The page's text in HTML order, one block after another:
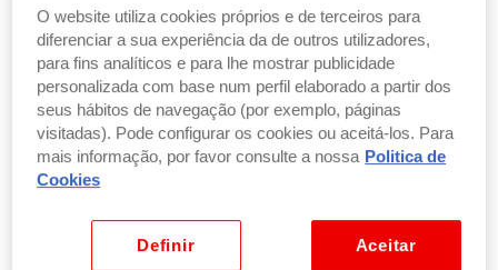
Como obter a Ficha ENES?
Para obter esta ficha basta ir à secretaria da escola
secundária onde concluiu o ensino secundário.
Normalmente,este documento é pedido após a
divulgação das notas dos exames nacionaise a
maneira para o pedir pode variar de acordo com a
presencial ou por e-mail.
O website utiliza cookies próprios e de terceiros para
diferenciar a sua experiência da de outros utilizadores,
para fins analíticos e para lhe mostrar publicidade
personalizada com base num perfil elaborado a partir dos
seus hábitos de navegação (por exemplo, páginas
visitadas). Pode configurar os cookies ou aceitá-los. Para
mais informação, por favor consulte a nossa Politica de
Cookies
Aceitar
Definir